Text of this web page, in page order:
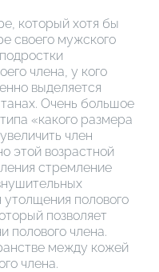
который хотя бы
своего мужского
члена, у кого
выделяется
Очень большое
«какого размера
член
этой возрастной
стремление
утолщения полового
позволяет
полового члена.
между кожей
члена.